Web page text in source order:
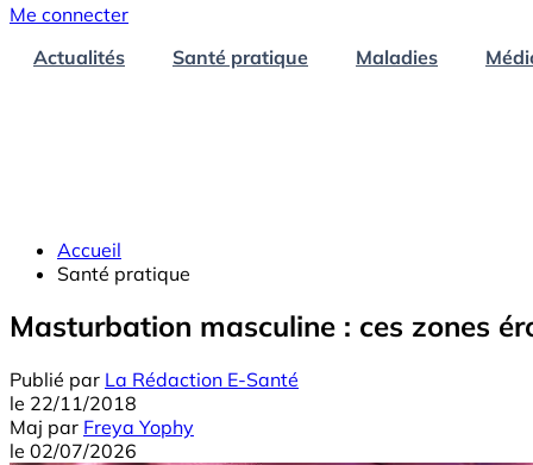
Me connecter
Actualités
Santé pratique Maladies
Accueil
Santé pratique
Masturbation masculine : ces zones
Publié par La Rédaction E-Santé
le 22/11/2018
Maj par Freya Yophy
le 02/07/2026